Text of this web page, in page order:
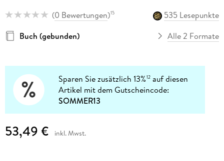
(0 Bewertungen)15
535 Lesepunkte
Buch (gebunden)
Alle 2 Formate
Sparen Sie zusätzlich 13%12 auf diesen
Artikel mit dem Gutscheincode:
SOMMER13
53,49 € inkl. Mwst.